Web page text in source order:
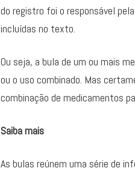
do registro foi o responsável
incluídas no texto.
Ou seja, a bula de um ou mais
ou o uso combinado. Mas
combinação de medicamentos
Saiba mais
As bulas reúnem uma série de